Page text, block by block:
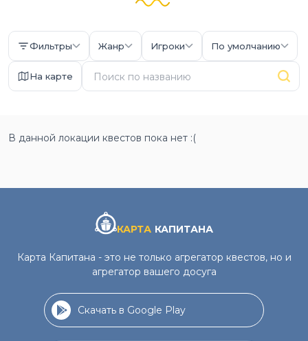
Фильтры Жанр Игроки По умолчанию
На карте
В данной локации квестов пока нет :(
КАРТА КАПИТАНА
Карта Капитана - это не только агрегатор квестов, но и
агрегатор вашего досуга
Скачать в Google Play